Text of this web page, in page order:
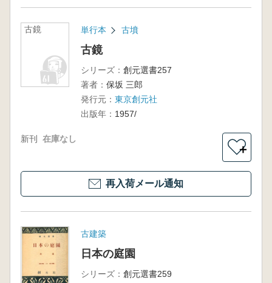
古鏡 単行本 古墳
古鏡
シリーズ： 創元選書257
著者： 保坂 三郎
発行元： 東京創元社
出版年： 1957/
新刊 在庫なし
＋
再入荷メール通知
古建築
日本の庭園
シリーズ： 創元選書259